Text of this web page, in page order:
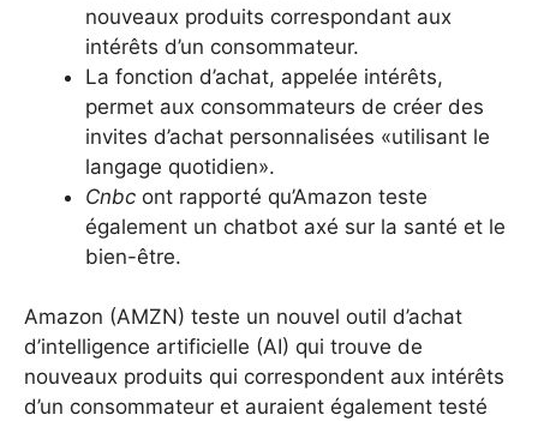
nouveaux produits correspondant aux
intérêts d’un consommateur.
La fonction d’achat, appelée intérêts,
permet aux consommateurs de créer des
invites d’achat personnalisées «utilisant le
langage quotidien».
Cnbc ont rapporté qu’Amazon teste
également un chatbot axé sur la santé et le
bien-être.
Amazon (AMZN) teste un nouvel outil d’achat
d’intelligence artificielle (AI) qui trouve de
nouveaux produits qui correspondent aux intérêts
d’un consommateur et auraient également testé